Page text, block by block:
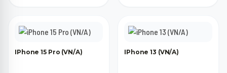
IPhone 15 Pro (VN/A) IPhone 13 (VN/A)